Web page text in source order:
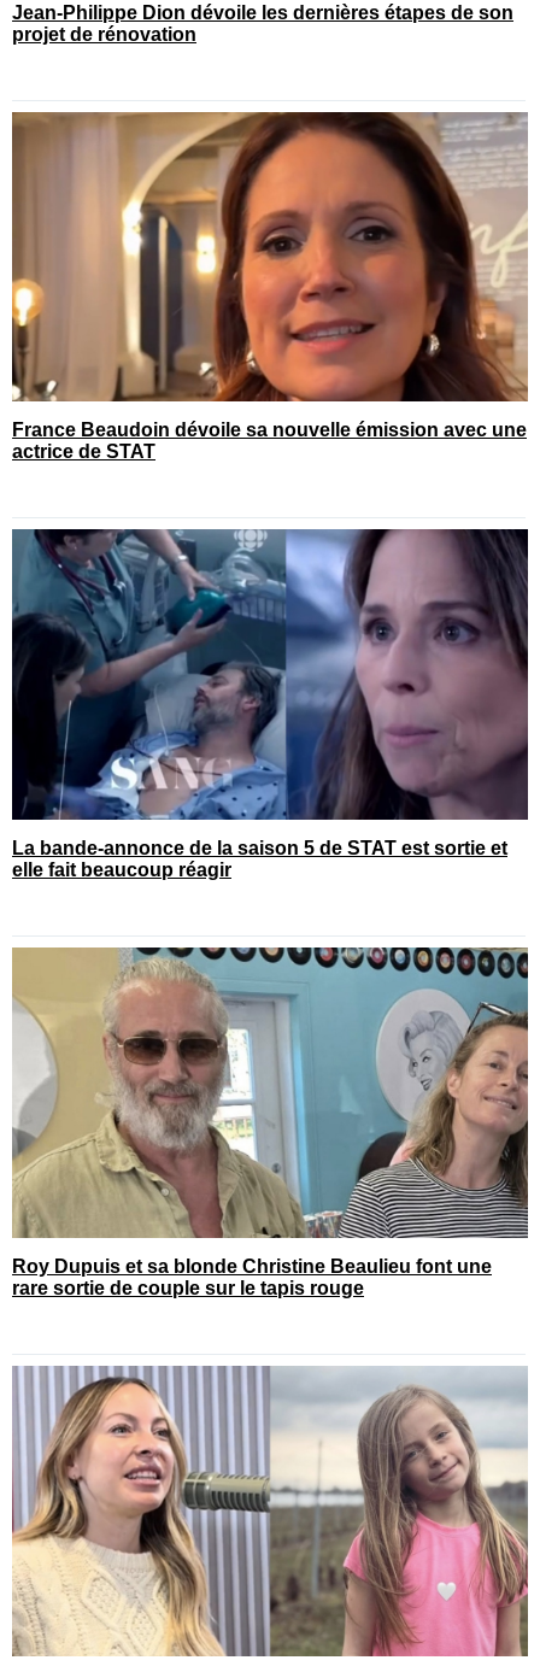
Jean-Philippe Dion dévoile les dernières étapes de son
projet de rénovation
France Beaudoin dévoile sa nouvelle émission avec une
actrice de STAT
La bande-annonce de la saison 5 de STAT est sortie et
elle fait beaucoup réagir
Roy Dupuis et sa blonde Christine Beaulieu font une
rare sortie de couple sur le tapis rouge